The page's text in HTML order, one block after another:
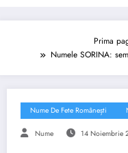
Prima
Numele SORINA:
Nume De Fete Românești
Nume 14 Noiembrie